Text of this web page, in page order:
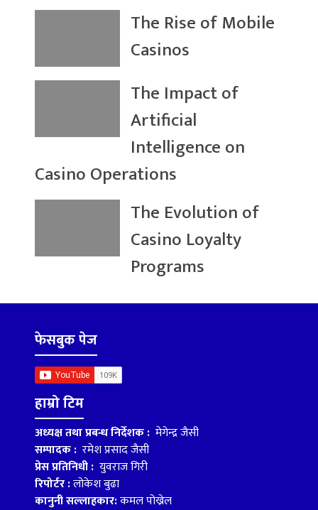
The Rise of Mobile
Casinos
The Impact of
Artificial
Intelligence on
Casino Operations
The Evolution of
Casino Loyalty
Programs
फेसबुक पेज
हाम्रो टिम
अध्यक्ष तथा प्रबन्ध निर्देशक : मेगेन्द्र जैसी
सम्पादक : रमेश प्रसाद जैसी
प्रेस प्रतिनिधी : युवराज गिरी
रिपोर्टर :लोकेश बुढा
कानुनी सल्लाहकार:कमल पोख्रेल